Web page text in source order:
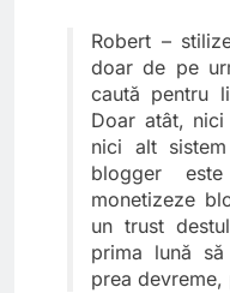
Robert –
doar de pe
caută pentru
Doar atât, nici
nici alt
blogger
monetizeze
un trust
prima lună
prea devreme,